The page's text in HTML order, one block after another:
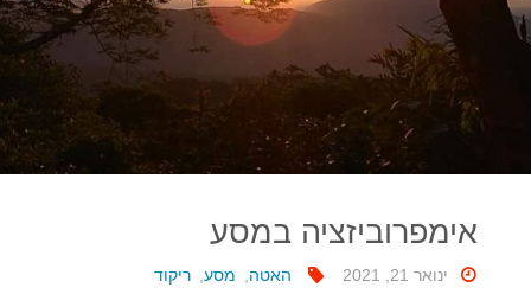
אימפרוביזציה במסע
ינואר 21, 2021 האטה מסע ריקוד